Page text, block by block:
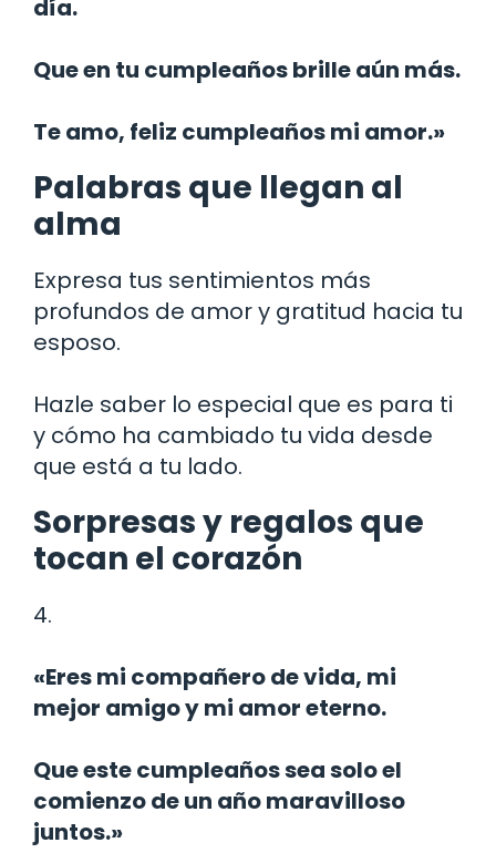
día.
Que en tu cumpleaños brille aún más.
Te amo, feliz cumpleaños mi amor.»
Palabras que llegan al
alma
Expresa tus sentimientos más
profundos de amor y gratitud hacia tu
esposo.
Hazle saber lo especial que es para ti
y cómo ha cambiado tu vida desde
que está a tu lado.
Sorpresas y regalos que
tocan el corazón
4.
«Eres mi compañero de vida, mi
mejor amigo y mi amor eterno.
Que este cumpleaños sea solo el
comienzo de un año maravilloso
juntos.»